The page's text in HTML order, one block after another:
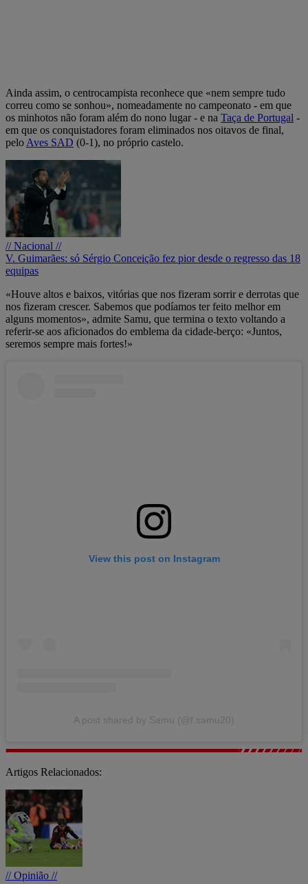
Ainda assim, o centrocampista reconhece que «nem sempre tudo
correu como se sonhou», nomeadamente no campeonato - em que
os minhotos não foram além do nono lugar - e na Taça de Portugal -
em que os conquistadores foram eliminados nos oitavos de final,
pelo Aves SAD (0-1), no próprio castelo.
// Nacional //
V. Guimarães: só Sérgio Conceição fez pior desde o regresso das 18
equipas
«Houve altos e baixos, vitórias que nos fizeram sorrir e derrotas que
nos fizeram crescer. Sabemos que podíamos ter feito melhor em
alguns momentos», admite Samu, que termina o texto voltando a
referir-se aos aficionados do emblema da cidade-berço: «Juntos,
seremos sempre mais fortes!»
View this post on Instagram
A post shared by Samu (@f.samu20)
Artigos Relacionados:
// Opinião //